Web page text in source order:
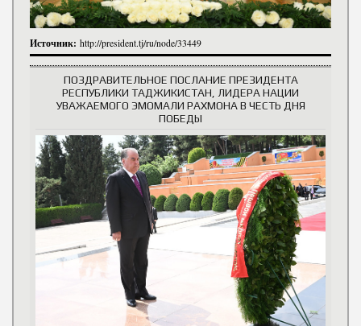
Источник: http://president.tj/ru/node/33449
ПОЗДРАВИТЕЛЬНОЕ ПОСЛАНИЕ ПРЕЗИДЕНТА
РЕСПУБЛИКИ ТАДЖИКИСТАН, ЛИДЕРА НАЦИИ
УВАЖАЕМОГО ЭМОМАЛИ РАХМОНА В ЧЕСТЬ ДНЯ
ПОБЕДЫ